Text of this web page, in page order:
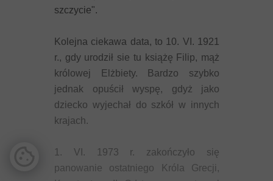
szczycie".
Kolejna ciekawa data, to 10. VI. 1921
r., gdy urodził sie tu książę Filip, mąż
królowej Elżbiety. Bardzo szybko
jednak opuścił wyspę, gdyż jako
dziecko wyjechał do szkół w innych
krajach.
1. VI. 1973 r. zakończyło się
panowanie ostatniego Króla Grecji,